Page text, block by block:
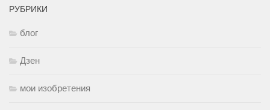
РУБРИКИ
блог
Дзен
мои изобретения